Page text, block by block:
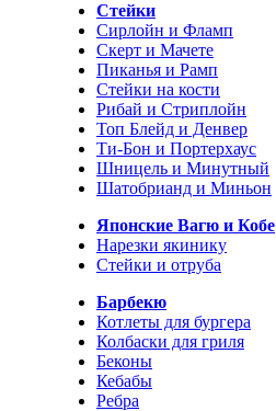
Стейки
Сирлойн и Фламп
Скерт и Мачете
Пиканья и Рамп
Стейки на кости
Рибай и Стриплойн
Топ Блейд и Денвер
Ти-Бон и Портерхаус
Шницель и Минутный
Шатобрианд и Миньон
Японские Вагю и Кобе
Нарезки якинику
Стейки и отруба
Барбекю
Котлеты для бургера
Колбаски для гриля
Беконы
Кебабы
Ребра